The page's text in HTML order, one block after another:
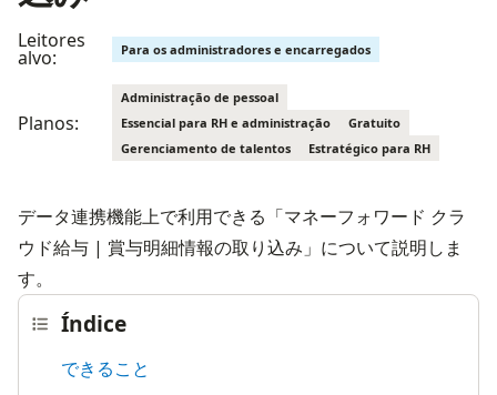
Leitores
alvo: Para os administradores e encarregados
Planos:
Administração de pessoal
Essencial para RH e administração
Gratuito
Gerenciamento de talentos
Estratégico para RH
データ連携機能上で利用できる「マネーフォワード クラ
ウド給与 | 賞与明細情報の取り込み」について説明しま
す。
Índice
できること